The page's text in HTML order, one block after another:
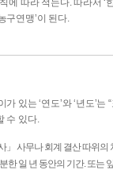
에 따라 적는다. 따라서 ‘
구연맹’이 된다.
있는 ‘연도’와 ‘년도’는
수 있다.
사」 사무나 회계 결산 따위의
한 일 년 동안의 기간. 또는